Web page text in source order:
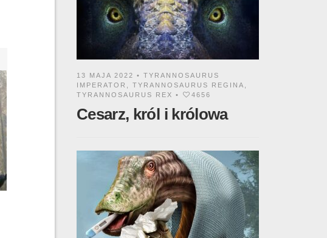
13 MAJA 2022 • TYRANNOSAURUS
IMPERATOR
TYRANNOSAURUS REGINA
TYRANNOSAURUS REX • 4656
Cesarz, król i królowa